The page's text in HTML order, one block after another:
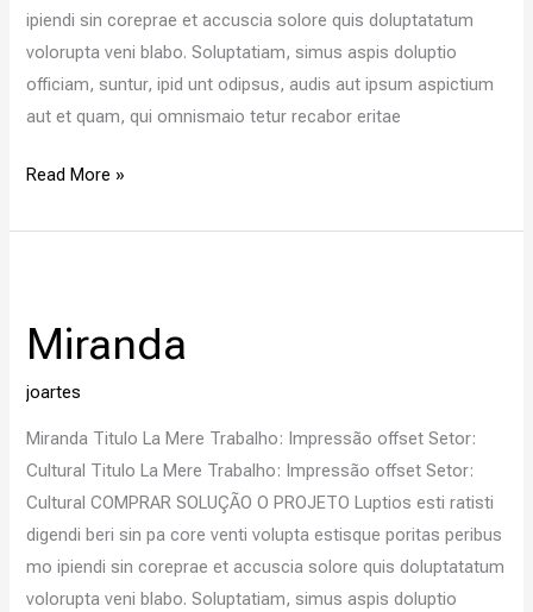
ipiendi sin coreprae et accuscia solore quis doluptatatum
volorupta veni blabo. Soluptatiam, simus aspis doluptio
officiam, suntur, ipid unt odipsus, audis aut ipsum aspictium
aut et quam, qui omnismaio tetur recabor eritae
Read More »
Miranda
joartes
Miranda Titulo La Mere Trabalho: Impressão offset Setor:
Cultural Titulo La Mere Trabalho: Impressão offset Setor:
Cultural COMPRAR SOLUÇÃO O PROJETO Luptios esti ratisti
digendi beri sin pa core venti volupta estisque poritas peribus
mo ipiendi sin coreprae et accuscia solore quis doluptatatum
volorupta veni blabo. Soluptatiam, simus aspis doluptio